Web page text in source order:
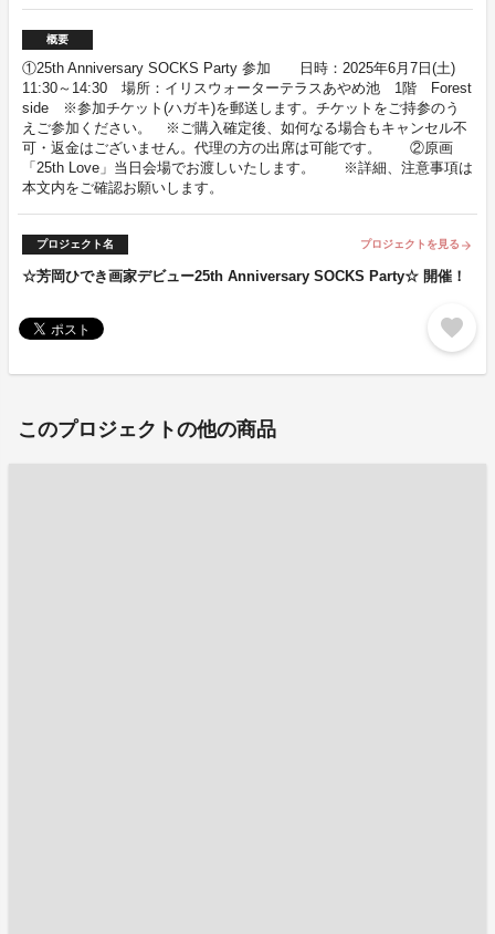
概要
①25th Anniversary SOCKS Party 参加 日時：2025年6月7日(土)
11:30～14:30 場所：イリスウォーターテラスあやめ池 1階 Forest
side ※参加チケット(ハガキ)を郵送します。チケットをご持参のう
えご参加ください。 ※ご購入確定後、如何なる場合もキャンセル不
可・返金はございません。代理の方の出席は可能です。 ②原画
「25th Love」当日会場でお渡しいたします。 ※詳細、注意事項は
本文内をご確認お願いします。
プロジェクト名 プロジェクトを見る arrow_forward
☆芳岡ひでき画家デビュー25th Anniversary SOCKS Party☆ 開催！
favorite
このプロジェクトの他の商品